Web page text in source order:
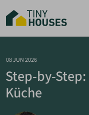
Hauptinhalt
springen
HÄUSER
BERATUNG
08 JUN 2026
Step-by-
Küche